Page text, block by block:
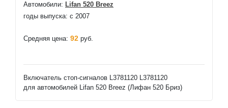
Автомобили: Lifan 520 Breez
годы выпуска: c 2007
Средняя цена: 92 руб.
Включатель стоп-сигналов L3781120 L3781120
для автомобилей Lifan 520 Breez (Лифан 520 Бриз)